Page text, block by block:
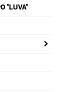
"LUVA"